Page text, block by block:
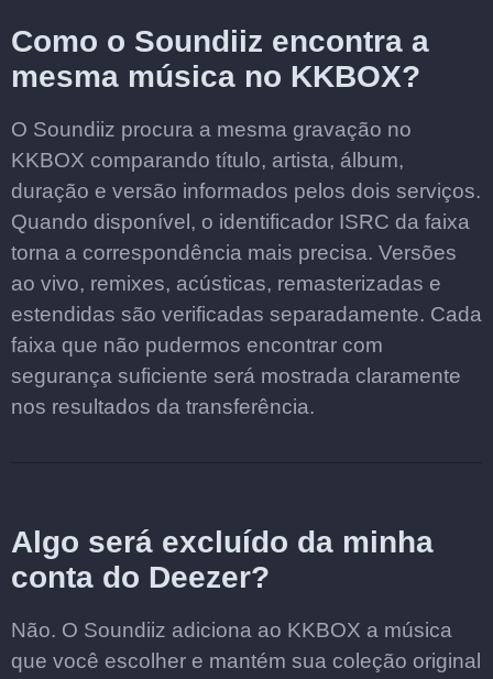
Como o Soundiiz encontra a
mesma música no KKBOX?
O Soundiiz procura a mesma gravação no
KKBOX comparando título, artista, álbum,
duração e versão informados pelos dois serviços.
Quando disponível, o identificador ISRC da faixa
torna a correspondência mais precisa. Versões
ao vivo, remixes, acústicas, remasterizadas e
estendidas são verificadas separadamente. Cada
faixa que não pudermos encontrar com
segurança suficiente será mostrada claramente
nos resultados da transferência.
Algo será excluído da minha
conta do Deezer?
Não. O Soundiiz adiciona ao KKBOX a música
que você escolher e mantém sua coleção original